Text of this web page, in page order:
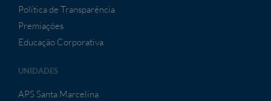
Política de Transparência
Premiações
Educação Corporativa
UNIDADES
APS Santa Marcelina